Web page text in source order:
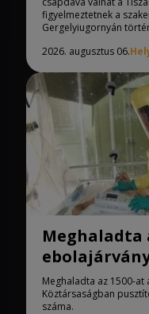
figyelmeztetnek a
Gergelyiugornyán
2026. augusztus 06.
Meghaladta
Meghaladta az 1500-
Köztársaságban
száma.